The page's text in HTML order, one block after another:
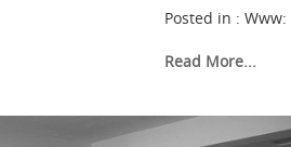
Posted in :Www:
Read More...